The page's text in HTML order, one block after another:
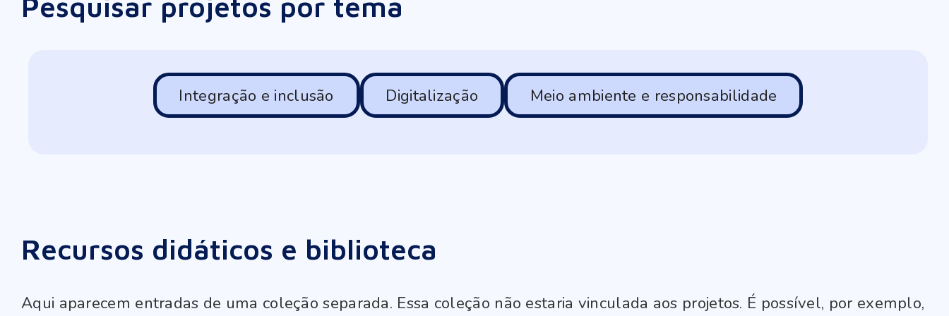
Integração e inclusão Digitalização Meio ambiente e responsabilidade
Recursos didáticos e biblioteca
Aqui aparecem entradas de uma coleção separada. Essa coleção não estaria vinculada aos projetos. É possível, por exemplo,